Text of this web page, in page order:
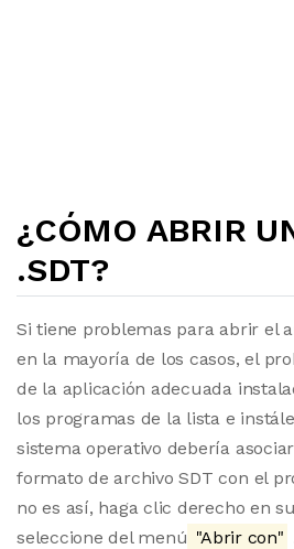
¿CÓMO ABRIR
.SDT?
Si tiene problemas para abrir el
en la mayoría de los casos, el
de la aplicación adecuada
los programas de la lista e
sistema operativo debería
formato de archivo SDT con el
no es así, haga clic derecho en
seleccione del menú "Abrir con"